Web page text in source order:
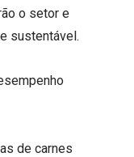
o setor e
sustentável.
de carnes